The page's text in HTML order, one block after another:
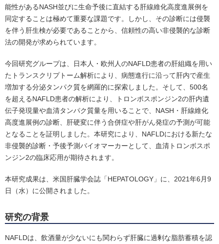
能性があるNASH並びに生命予後に直結する肝線維化高度進展例を
同定することは極めて重要な課題です。しかし、その診断には侵襲
を伴う肝生検が必要であることから、信頼性の高い非侵襲的な診断
法の開発が求められています。
今回研究グループは、日本人・欧州人のNAFLD患者の肝組織を用い
たトランスクリプトーム解析により、病態進行に沿って肝内で産生
増加する分泌タンパク質を網羅的に探索しました。そして、500名
を超えるNAFLD患者の解析により、トロンボスポンジン2の肝内遺
伝子発現量や血清タンパク質量を用いることで、NASH・肝線維化
高度進展例の診断、肝硬変に伴う合併症や肝がん発症の予測が可能
となることを証明しました。本研究により、NAFLDにおける新たな
非侵襲的診断・予後予測バイオマーカーとして、血清トロンボスポ
ンジン2の臨床応用が期待されます。
本研究成果は、米国肝臓学会誌「HEPATOLOGY」に、2021年6月9
日（水）に公開されました。
研究の背景
NAFLDは、飲酒量が少ないにも関わらず肝臓に過剰な脂肪蓄積を認